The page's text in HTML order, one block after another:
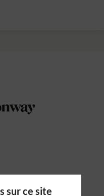
sur ce site